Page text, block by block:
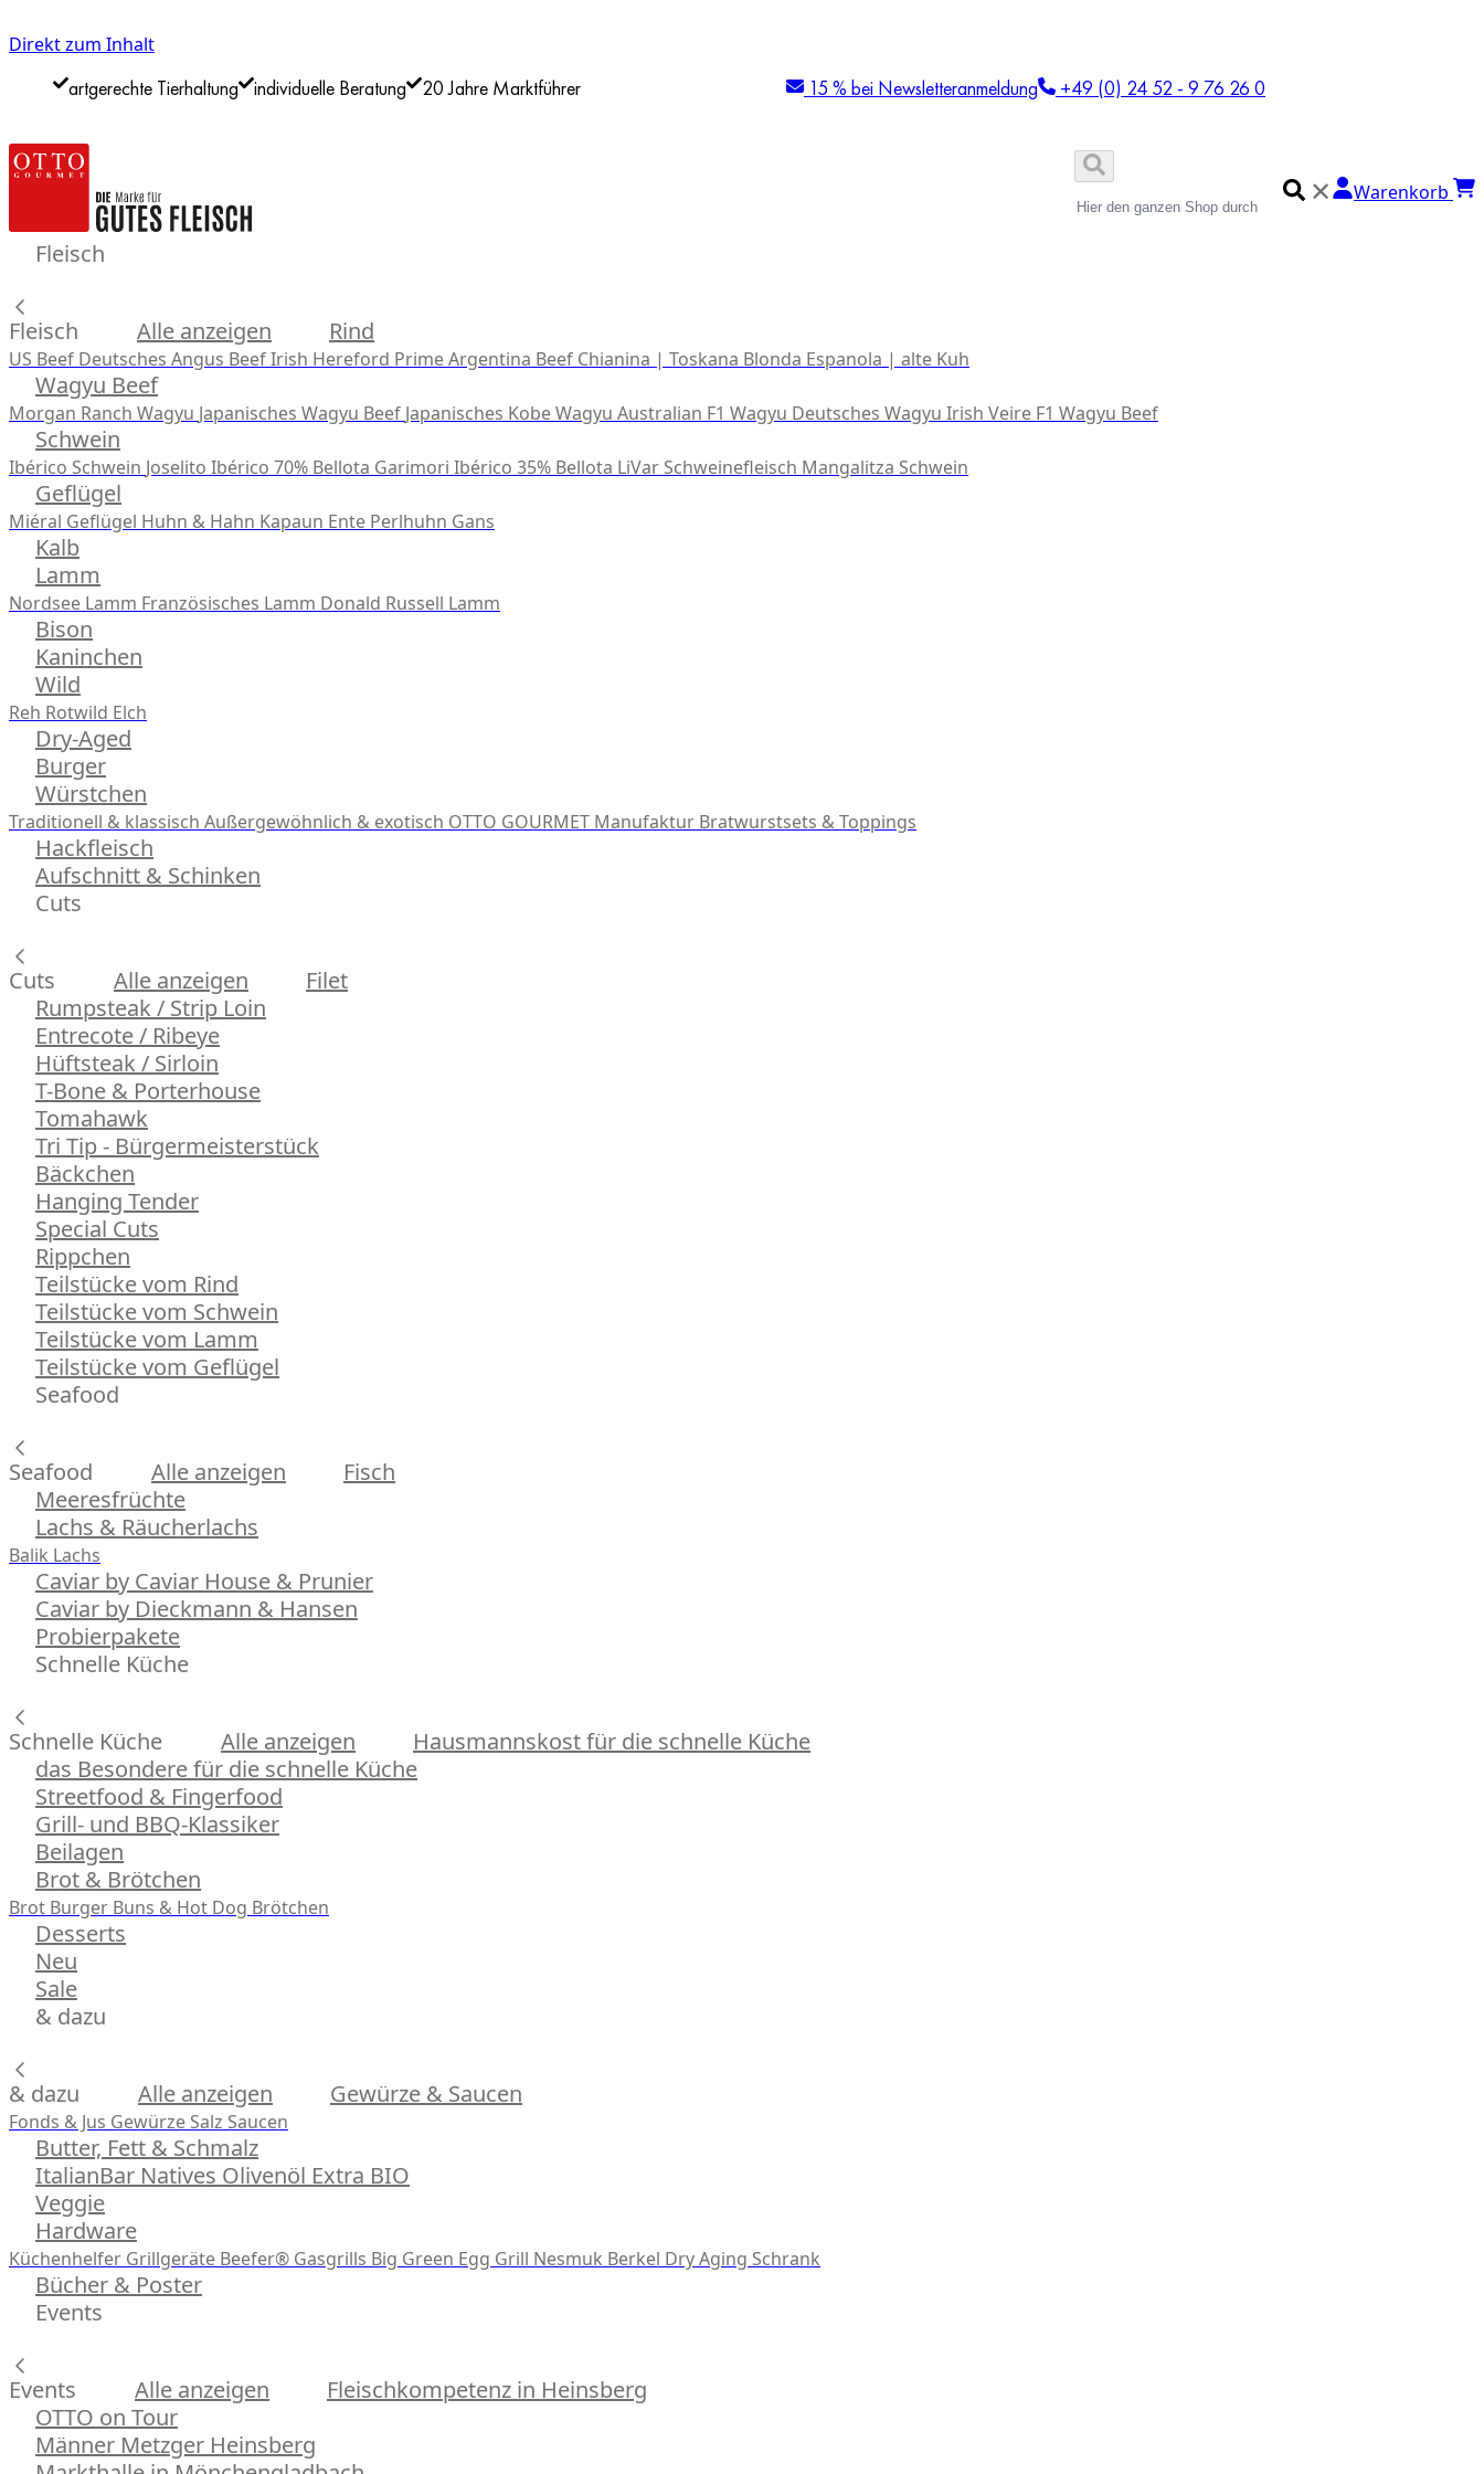
Direkt zum Inhalt
artgerechte Tierhaltung individuelle Beratung 20 Jahre Marktführer 15 % bei Newsletteranmeldung +49 (0) 24 52 - 9 76 26 0
✕ Warenkorb
Fleisch
Fleisch Alle anzeigen Rind
US Beef Deutsches Angus BeefIrish Hereford PrimeArgentina Beef Chianina | Toskana Blonda Espanola | alte Kuh
Wagyu Beef
Morgan Ranch Wagyu Japanisches Wagyu Beef Japanisches Kobe Wagyu Australian F1 Wagyu Deutsches Wagyu Irish Veire F1 Wagyu Beef
Schwein
Ibérico Schwein Joselito Ibérico 70% Bellota Garimori Ibérico 35% Bellota LiVar Schweinefleisch Mangalitza Schwein
Geflügel
Miéral Geflügel Huhn & Hahn Kapaun Ente Perlhuhn Gans
Kalb
Lamm
Nordsee Lamm Französisches Lamm Donald Russell Lamm
Bison
Kaninchen
Wild
Reh Rotwild Elch
Dry-Aged
Burger
Würstchen
Traditionell & klassisch Außergewöhnlich & exotisch OTTO GOURMET Manufaktur Bratwurstsets & Toppings
Hackfleisch
Aufschnitt & Schinken
Cuts
Cuts Alle anzeigen
Filet
Rumpsteak / Strip Loin
Entrecote / Ribeye
Hüftsteak / Sirloin
T-Bone & Porterhouse
Tomahawk
Tri Tip - Bürgermeisterstück
Bäckchen
Hanging Tender
Special Cuts
Rippchen
Teilstücke vom Rind
Teilstücke vom Schwein
Teilstücke vom Lamm
Teilstücke vom Geflügel
Seafood
Seafood Alle anzeigen
Fisch
Meeresfrüchte
Lachs & Räucherlachs
Balik Lachs
Caviar by Caviar House & Prunier
Caviar by Dieckmann & Hansen
Probierpakete
Schnelle Küche
Schnelle Küche Alle anzeigen
Hausmannskost für die schnelle Küche
das Besondere für die schnelle Küche
Streetfood & Fingerfood
Grill- und BBQ-Klassiker
Beilagen
Brot & Brötchen
Brot Burger Buns & Hot Dog Brötchen
Desserts
Neu
Sale
& dazu
& dazu Alle anzeigen Gewürze & Saucen
Fonds & Jus Gewürze Salz Saucen
Butter, Fett & Schmalz
ItalianBar Natives Olivenöl Extra BIO
Veggie
Hardware
Küchenhelfer Grillgeräte Beefer® Gasgrills Big Green Egg Grill Nesmuk Berkel Dry Aging Schrank
Bücher & Poster
Events
Events Alle anzeigen
Fleischkompetenz in Heinsberg
OTTO on Tour
Männer Metzger Heinsberg